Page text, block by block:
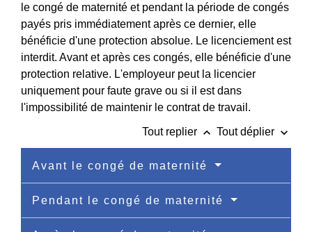
le congé de maternité et pendant la période de congés
payés pris immédiatement après ce dernier, elle
bénéficie d'une protection absolue. Le licenciement est
interdit. Avant et après ces congés, elle bénéficie d'une
protection relative. L'employeur peut la licencier
uniquement pour faute grave ou si il est dans
l'impossibilité de maintenir le contrat de travail.
Tout replier keyboard_arrow_up Tout déplier keyboard_arrow_down
Avant le congé de maternité
Pendant le congé de maternité